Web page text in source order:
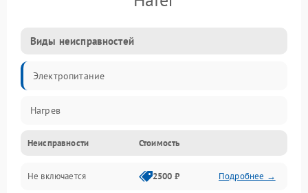
Виды неисправностей
Электропитание
Нагрев
Неисправности Стоимость
Не включается 2500 ₽ Подробнее →